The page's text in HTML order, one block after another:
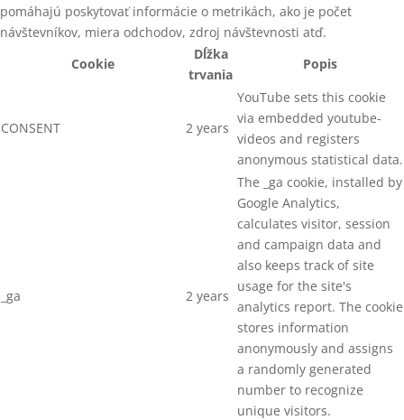
UŤAHOVAČKY SKRUTIEK
VYPAĽOVACIE PRÍSTROJE
ZÁVITOVÉ TYČE - pevnostná
ZÁVITOVÉ TYČE TRAPÉZOVÉ
pomáhajú poskytovať informácie o metrikách, ako je počet
návštevníkov, miera odchodov, zdroj návštevnosti atď.
Cookie
Dĺžka
trvania
Popis
CONSENT 2 years
YouTube sets this cookie
via embedded youtube-
videos and registers
anonymous statistical data.
_ga 2 years
The _ga cookie, installed by
Google Analytics,
calculates visitor, session
and campaign data and
also keeps track of site
usage for the site's
analytics report. The cookie
stores information
anonymously and assigns
a randomly generated
number to recognize
unique visitors.